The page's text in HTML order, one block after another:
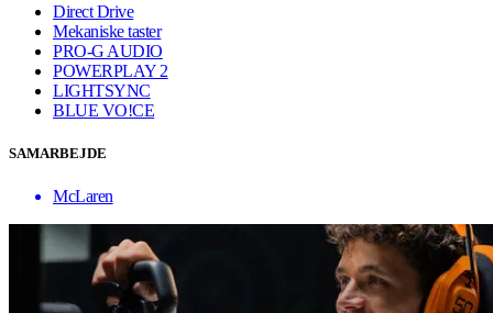
Direct Drive
Mekaniske taster
PRO-G AUDIO
POWERPLAY 2
LIGHTSYNC
BLUE VO!CE
SAMARBEJDE
McLaren